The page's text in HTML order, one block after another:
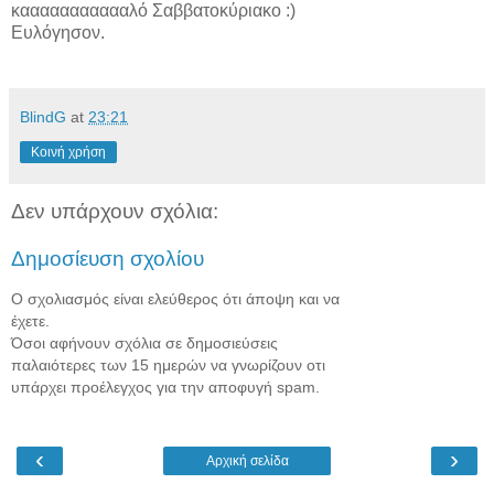
καααααααααααλό Σαββατοκύριακο :)
Ευλόγησον.
BlindG at 23:21
Κοινή χρήση
Δεν υπάρχουν σχόλια:
Δημοσίευση σχολίου
Ο σχολιασμός είναι ελεύθερος ότι άποψη και να
έχετε.
Όσοι αφήνουν σχόλια σε δημοσιεύσεις
παλαιότερες των 15 ημερών να γνωρίζουν οτι
υπάρχει προέλεγχος για την αποφυγή spam.
‹ ›
Αρχική σελίδα